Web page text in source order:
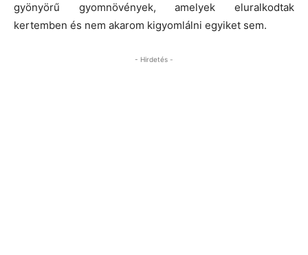
gyönyörű gyomnövények, amelyek eluralkodtak
kertemben és nem akarom kigyomlálni egyiket sem.
- Hirdetés -